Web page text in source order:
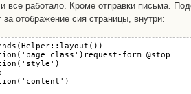
все работало. Кроме отправки письма.
за отображение сия страницы, внутри:
form @stop